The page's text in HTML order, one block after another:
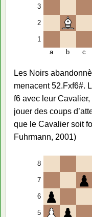
3
2
1
a
b c
Les Noirs
menacent 52.Fxf6#.
f6 avec leur
jouer des coups
que le Cavalier soit
Fuhrmann, 2001)
8
7
6
5